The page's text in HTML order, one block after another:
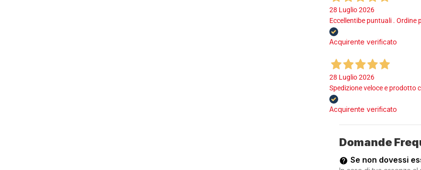
28 Luglio 2026
Eccellentibe puntuali . Ordine
Acquirente verificato
28 Luglio 2026
Spedizione veloce e prodotto
Acquirente verificato
Domande
Se non dovessi